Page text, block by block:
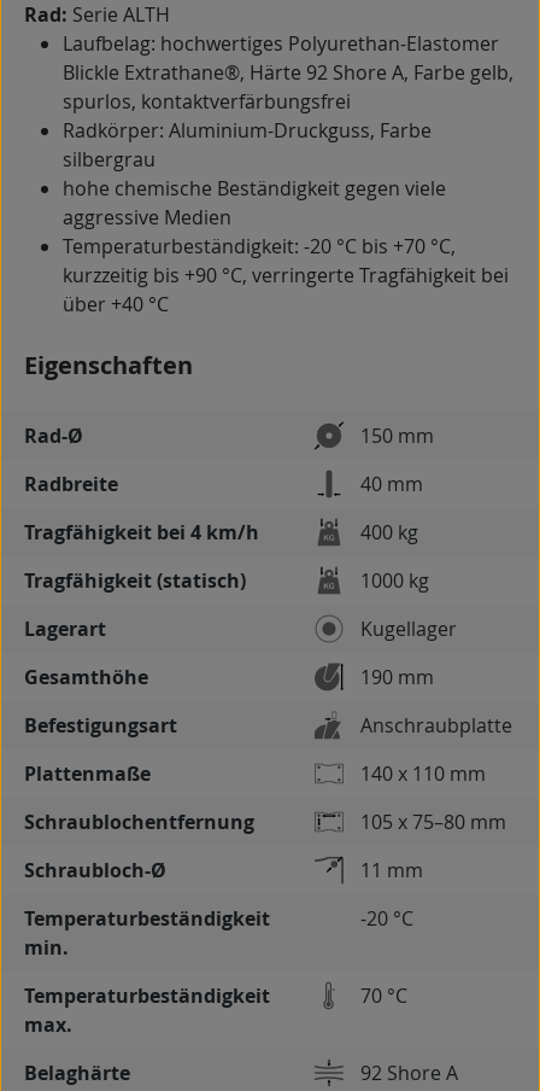
Rad: Serie ALTH
Laufbelag: hochwertiges Polyurethan-Elastomer
Blickle Extrathane®, Härte 92 Shore A, Farbe gelb,
spurlos, kontaktverfärbungsfrei
Radkörper: Aluminium-Druckguss, Farbe
silbergrau
hohe chemische Beständigkeit gegen viele
aggressive Medien
Temperaturbeständigkeit: -20 °C bis +70 °C,
kurzzeitig bis +90 °C, verringerte Tragfähigkeit bei
über +40 °C
Eigenschaften
Rad-Ø
150 mm
Radbreite
40 mm
Tragfähigkeit bei 4 km/h
400 kg
Tragfähigkeit (statisch)
1000 kg
Lagerart
Kugellager
Gesamthöhe
190 mm
Befestigungsart
Anschraubplatte
Plattenmaße
140 x 110 mm
Schraublochentfernung
105 x 75–80 mm
Schraubloch-Ø
11 mm
Temperaturbeständigkeit
min.
-20 °C
Temperaturbeständigkeit
max.
70 °C
Belaghärte
92 Shore A